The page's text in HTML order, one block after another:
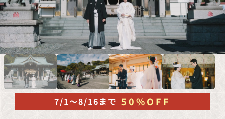
7/1〜8/16まで 50%OFF